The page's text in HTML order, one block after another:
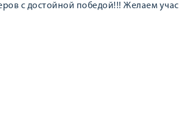
с достойной победой!!! Желаем